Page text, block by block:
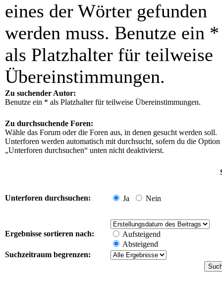
eines der Wörter gefunden
werden muss. Benutze ein *
als Platzhalter für teilweise
Übereinstimmungen.
Zu suchender Autor:
Benutze ein * als Platzhalter für teilweise Übereinstimmungen.
Zu durchsuchende Foren:
Wähle das Forum oder die Foren aus, in denen gesucht werden soll.
Unterforen werden automatisch mit durchsucht, sofern du die Option
„Unterforen durchsuchen“ unten nicht deaktivierst.
Unterforen durchsuchen: Ja Nein
Ergebnisse sortieren nach:
Aufsteigend
Absteigend
Suchzeitraum begrenzen: